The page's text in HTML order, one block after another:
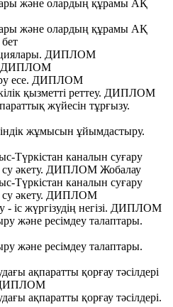
және олардың құрамы АҚ
және олардың құрамы АҚ
ДИПЛОМ
ДИПЛОМ
есе. ДИПЛОМ
қызметті реттеу. ДИПЛОМ
жүйесін тұрғызу.
жұмысын ұйымдастыру.
Түркістан каналын суғару
су әкету. ДИПЛОМ Жобалау
Түркістан каналын суғару
су әкету. ДИПЛОМ
- іс жүргізудің негізі. ДИПЛОМ
және ресімдеу талаптары.
және ресімдеу талаптары.
ақпаратты қорғау тәсілдері
ДИПЛОМ
ақпаратты қорғау тәсілдері.